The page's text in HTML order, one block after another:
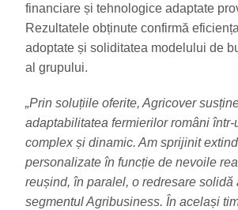
financiare și tehnologice adaptate
Rezultatele obținute confirmă
adoptate și soliditatea modelului de
al grupului.
„Prin soluțiile oferite, Agricover
adaptabilitatea fermierilor români într-
complex și dinamic. Am sprijinit
personalizate în funcție de nevoile
reușind, în paralel, o redresare solidă
segmentul Agribusiness. În același